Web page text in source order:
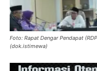
Foto: Rapat Dengar Pendapat
(dok.istimewa)